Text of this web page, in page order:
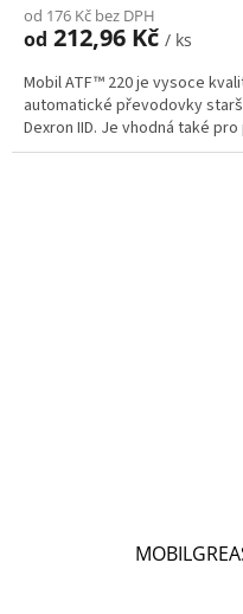
od 176 Kč bez DPH
od 212,96 Kč / ks
Mobil ATF™ 220 je vysoce
automatické převodovky
Dexron IID. Je vhodná také